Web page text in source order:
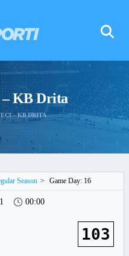
– KB Drita
– KB DRITA
Season > Game Day: 16
00:00
103